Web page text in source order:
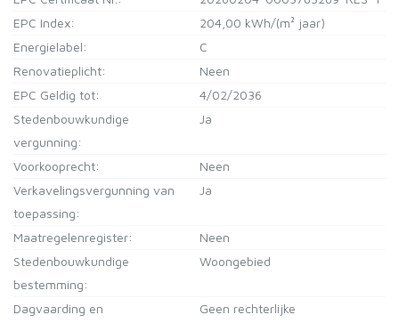
EPC Index:
204,00 kWh/(m² jaar)
Energielabel:
C
Renovatieplicht:
Neen
EPC Geldig tot:
4/02/2036
Stedenbouwkundige
vergunning:
Ja
Voorkooprecht:
Neen
Verkavelingsvergunning van
toepassing:
Ja
Maatregelenregister:
Neen
Stedenbouwkundige
bestemming:
Woongebied
Dagvaarding en
Geen rechterlijke